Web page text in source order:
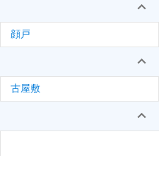
顔戸
古屋敷